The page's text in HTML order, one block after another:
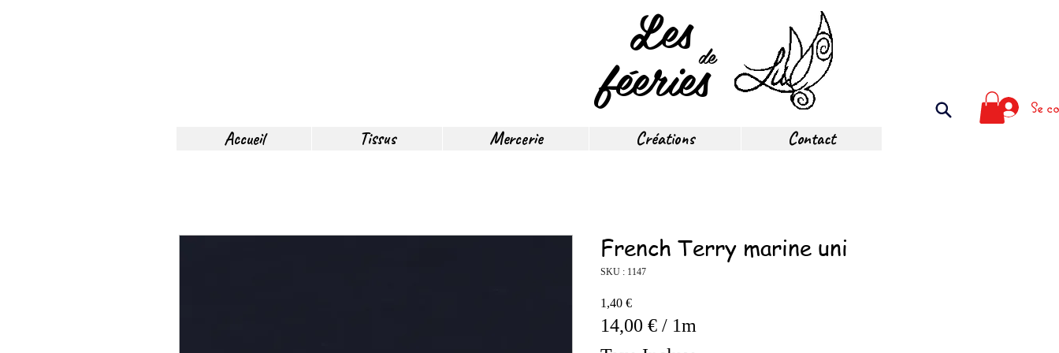
Les
féeries
de
Se
Accueil Tissus Mercerie Créations Contact
French Terry marine uni
SKU : 1147
1,40 €Prix
14,00 € / 1m